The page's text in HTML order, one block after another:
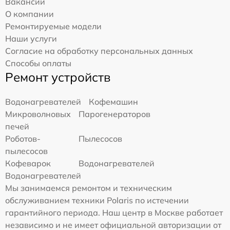
О компании
Ремонтируемые модели
Наши услуги
Согласие на обработку персональных данных
Способы оплаты
Ремонт устройств
Водонагревателей
Кофемашин
Микроволновых
печей
Парогенераторов
Роботов-
пылесосов
Пылесосов
Кофеварок
Водонагревателей
Водонагревателей
Мы занимаемся ремонтом и техническим
обслуживанием техники Polaris по истечении
гарантийного периода. Наш центр в Москве работает
независимо и не имеет официальной авторизации от